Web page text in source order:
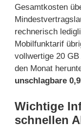
Gesamtkosten
rechnerisch
Mobilfunktarif
vollwertige 20
den Monat
unschlagbare
Wichtige
schnellen